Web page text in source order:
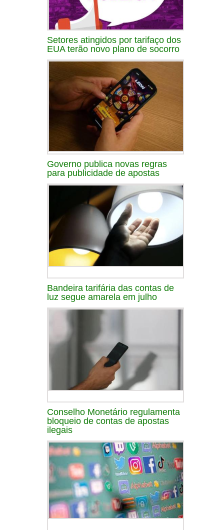
Setores atingidos por tarifaço dos
EUA terão novo plano de socorro
Governo publica novas regras
para publicidade de apostas
Bandeira tarifária das contas de
luz segue amarela em julho
Conselho Monetário regulamenta
bloqueio de contas de apostas
ilegais